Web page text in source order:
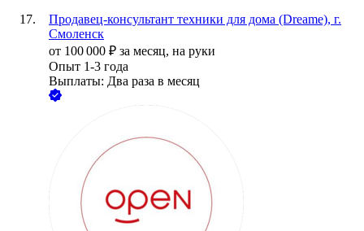
Продавец-консультант техники для дома (Dreame), г.
Смоленск
от 100 000 ₽ за месяц, на руки
Опыт 1-3 года
Выплаты: Два раза в месяц